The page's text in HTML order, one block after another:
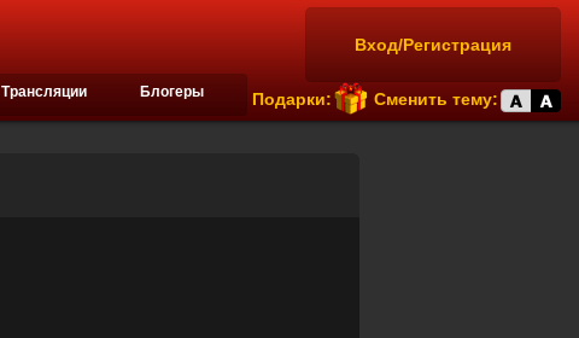
Вход/Регистрация
Подарки: Сменить тему:
Трансляции Блогеры